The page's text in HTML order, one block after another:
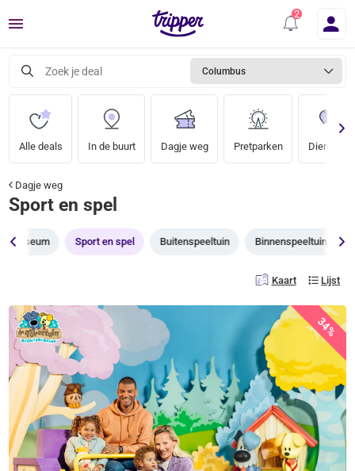
Menu
Zoek je deal Columbus
Alle deals In de buurt Dagje weg Pretparken Dierentuin
Dagje weg
Sport en spel
Museum Sport en spel Buitenspeeltuin Binnenspeeltuin
Kaart Lijst
34%